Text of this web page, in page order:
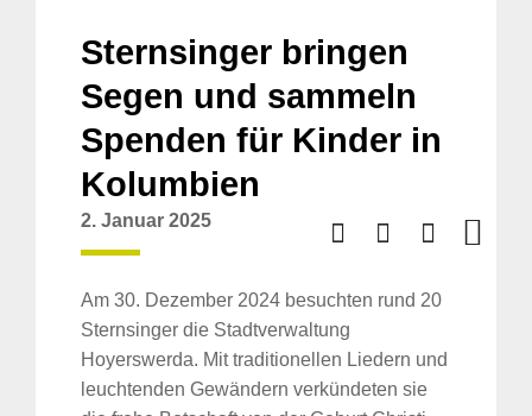
Sternsinger bringen
Segen und sammeln
Spenden für Kinder in
Kolumbien
2. Januar 2025
Am 30. Dezember 2024 besuchten rund 20
Sternsinger die Stadtverwaltung
Hoyerswerda. Mit traditionellen Liedern und
leuchtenden Gewändern verkündeten sie